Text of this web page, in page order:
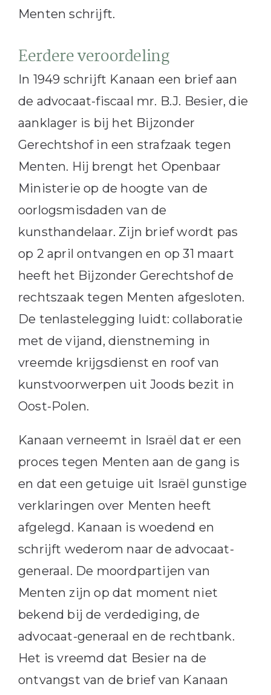
Menten schrijft.
Eerdere veroordeling
In 1949 schrijft Kanaan een brief aan
de advocaat-fiscaal mr. B.J. Besier, die
aanklager is bij het Bijzonder
Gerechtshof in een strafzaak tegen
Menten. Hij brengt het Openbaar
Ministerie op de hoogte van de
oorlogsmisdaden van de
kunsthandelaar. Zijn brief wordt pas
op 2 april ontvangen en op 31 maart
heeft het Bijzonder Gerechtshof de
rechtszaak tegen Menten afgesloten.
De tenlastelegging luidt: collaboratie
met de vijand, dienstneming in
vreemde krijgsdienst en roof van
kunstvoorwerpen uit Joods bezit in
Oost-Polen.
Kanaan verneemt in Israël dat er een
proces tegen Menten aan de gang is
en dat een getuige uit Israël gunstige
verklaringen over Menten heeft
afgelegd. Kanaan is woedend en
schrijft wederom naar de advocaat-
generaal. De moordpartijen van
Menten zijn op dat moment niet
bekend bij de verdediging, de
advocaat-generaal en de rechtbank.
Het is vreemd dat Besier na de
ontvangst van de brief van Kanaan